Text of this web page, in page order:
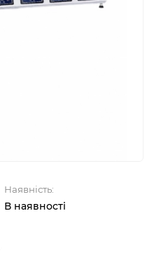
Наявність:
В наявності